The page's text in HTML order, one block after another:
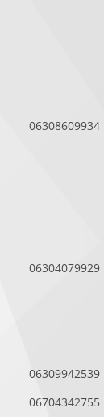
06308609934
06304079929
06309942539
06704342755